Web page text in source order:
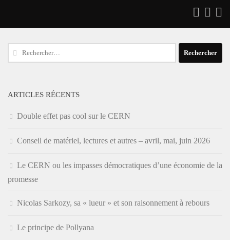
Rechercher :
ARTICLES RÉCENTS
Double effet pas cool sur le CERN
Conseil de matériel, lectures et autres – avril, mai, juin 2026
Le CERN ou les impasses démocratiques d’une économie de la
promesse
Nicolas Sarkozy, sa « lueur » et son raisonnement à rebours
Le principe de Pollyana